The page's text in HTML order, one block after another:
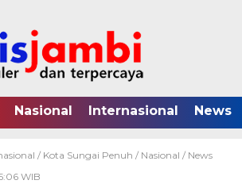
Nasional Internasional News
/ Kota Sungai Penuh / Nasional / News
WIB